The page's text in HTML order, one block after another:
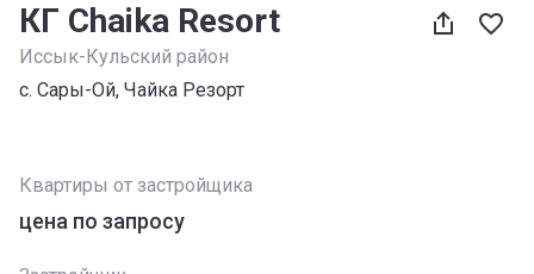
КГ Chaika Resort
Иссык-Кульский район
с. Сары-Ой, Чайка Резорт
Квартиры от застройщика
цена по запросу